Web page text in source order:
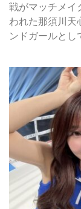
戦がマッチメ
われた那須川天
ンドガールとし